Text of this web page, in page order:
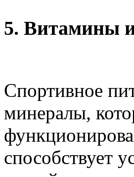
5. Витамины
Спортивное
минералы,
способствует